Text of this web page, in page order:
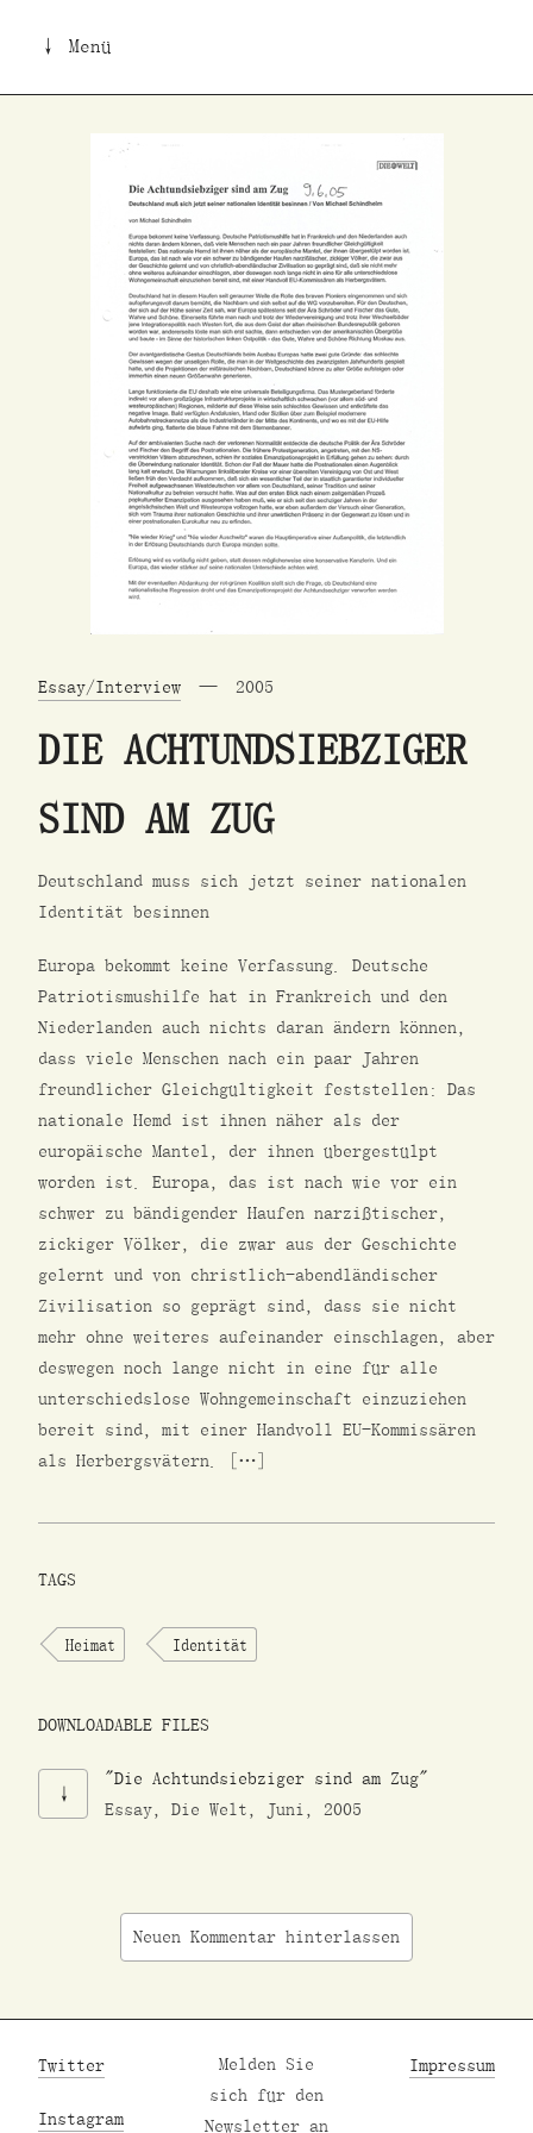
↓ Menü
Essay/Interview 2005
DIE ACHTUNDSIEBZIGER
SIND AM ZUG
Deutschland muss sich jetzt seiner nationalen
Identität besinnen
Europa bekommt keine Verfassung. Deutsche
Patriotismushilfe hat in Frankreich und den
Niederlanden auch nichts daran ändern können,
dass viele Menschen nach ein paar Jahren
freundlicher Gleichgültigkeit feststellen: Das
nationale Hemd ist ihnen näher als der
europäische Mantel, der ihnen übergestülpt
worden ist. Europa, das ist nach wie vor ein
schwer zu bändigender Haufen narzißtischer,
zickiger Völker, die zwar aus der Geschichte
gelernt und von christlich-abendländischer
Zivilisation so geprägt sind, dass sie nicht
mehr ohne weiteres aufeinander einschlagen, aber
deswegen noch lange nicht in eine für alle
unterschiedslose Wohngemeinschaft einzuziehen
bereit sind, mit einer Handvoll EU-Kommissären
als Herbergsvätern. […]
TAGS
Heimat Identität
DOWNLOADABLE FILES
"Die Achtundsiebziger sind am Zug"
Essay, Die Welt, Juni, 2005
Neuen Kommentar hinterlassen
Twitter
Instagram
Melden Sie
sich für den
Newsletter an
Impressum